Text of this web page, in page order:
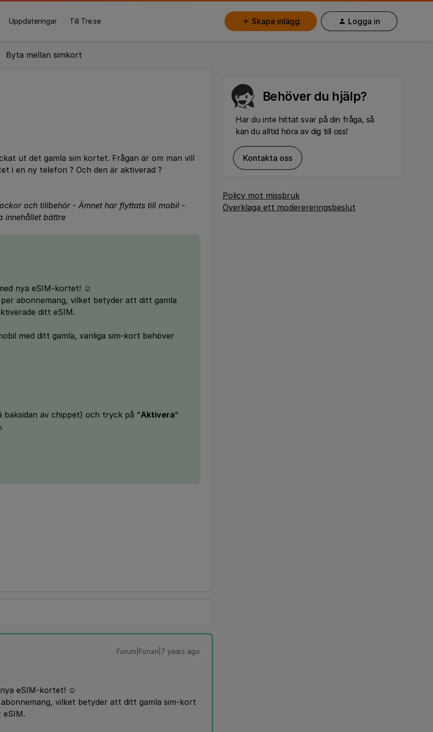
Uppdateringar Till Tre.se Skapa inlägg Logga in
Byta mellan simkort
ut det gamla sim kortet. Frågan är om man vill
i en ny telefon ? Och den är aktiverad ?
och tillbehör- Ämnet har flyttats till mobil -
innehållet bättre
nya eSIM-kortet! ☺️
abonnemang, vilket betyder att ditt gamla
ditt eSIM.
med ditt gamla, vanliga sim-kort behöver
av chippet) och tryck på "Aktivera"
Forum|Forum|7 years ago
eSIM-kortet! ☺️
vilket betyder att ditt gamla sim-kort
eSIM.
Behöver du hjälp?
Har du inte hittat svar på din fråga, så
kan du alltid höra av dig till oss!
Kontakta oss
Policy mot missbruk
Överklaga ett moderereringsbeslut